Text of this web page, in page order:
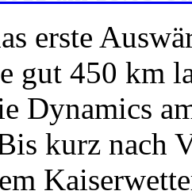
erste
gut 450 km
Dynamics
kurz nach